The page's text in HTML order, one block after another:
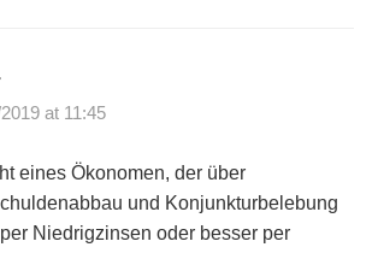
at 11:45
eines Ökonomen, der über
und Konjunkturbelebung
Niedrigzinsen oder besser per